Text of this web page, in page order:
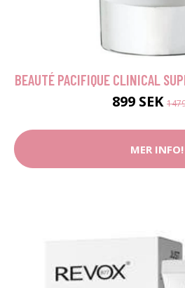
BEAUTÉ PACIFIQUE CLINICAL
899 SEK
MER INFO!